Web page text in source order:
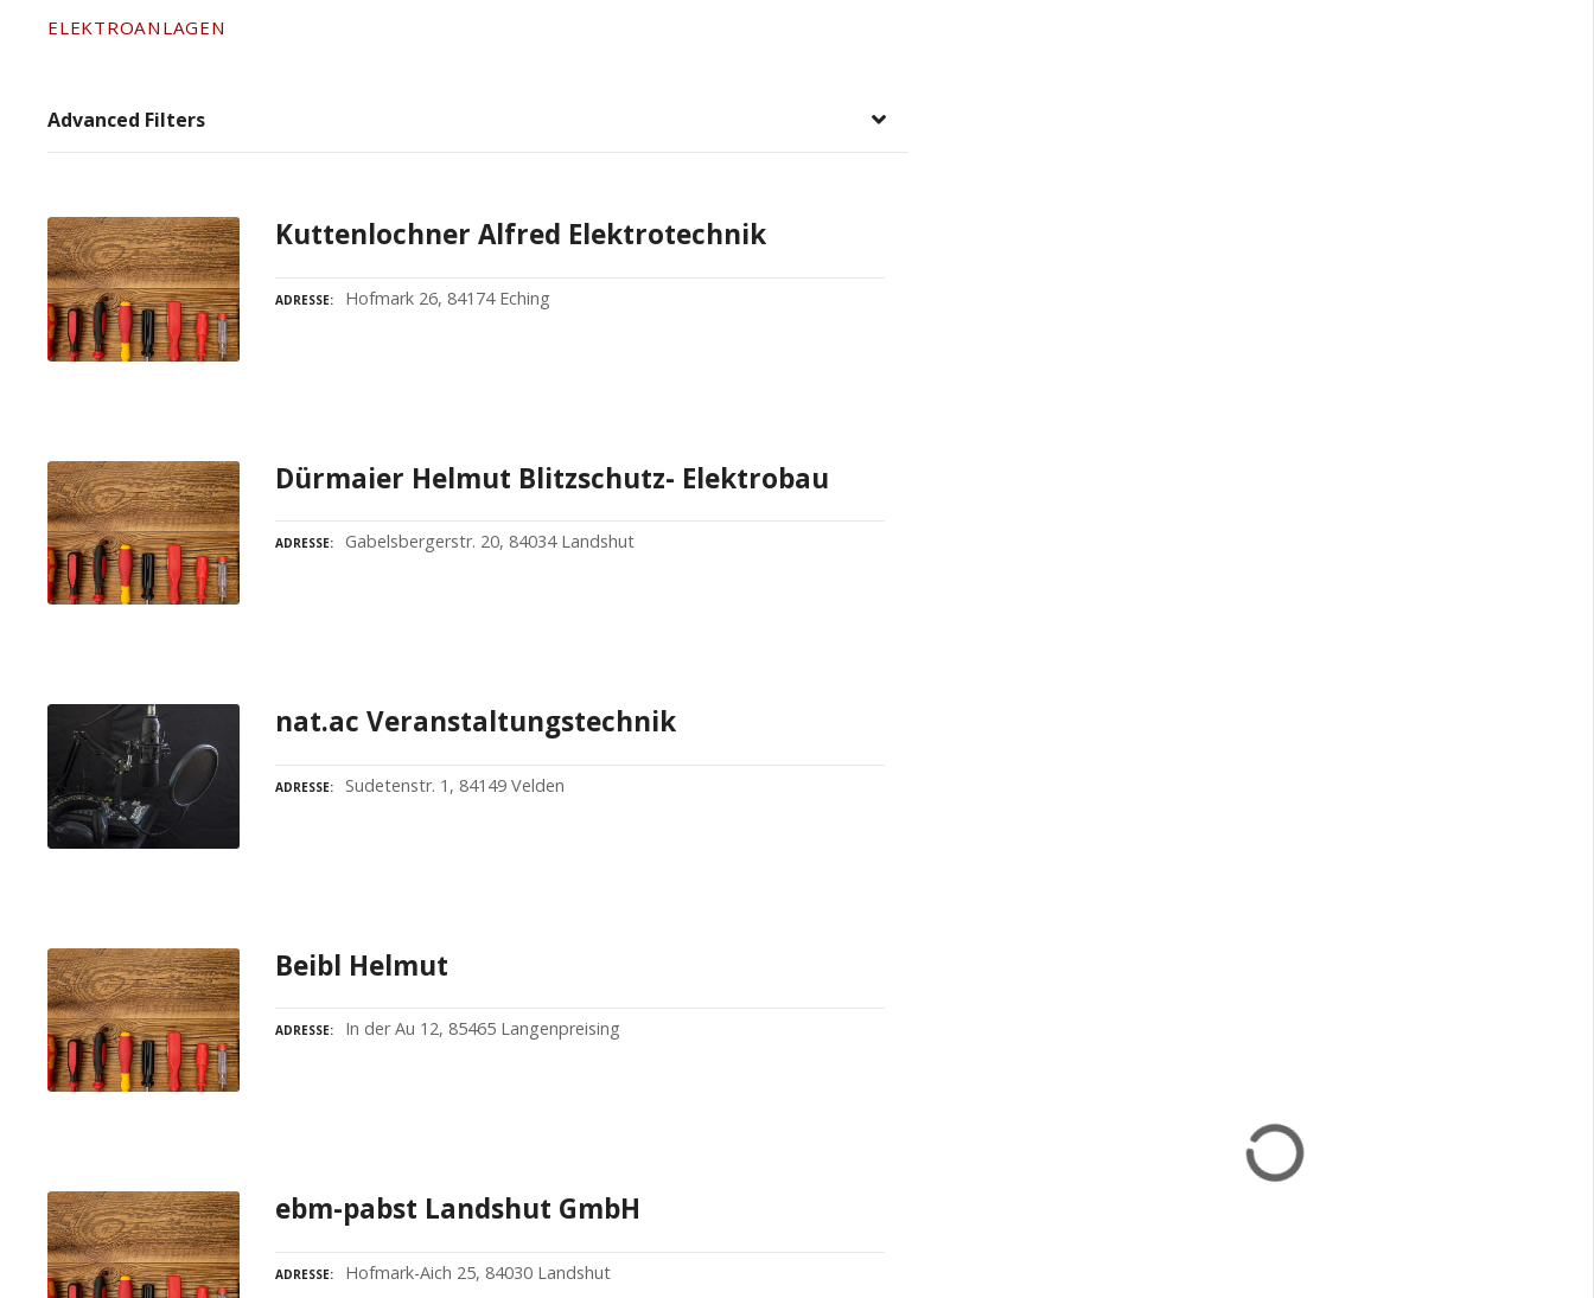
ELEKTROANLAGEN
Advanced Filters
Kuttenlochner Alfred Elektrotechnik
ADRESSE Hofmark 26, 84174 Eching
Dürmaier Helmut Blitzschutz- Elektrobau
ADRESSE Gabelsbergerstr. 20, 84034 Landshut
nat.ac Veranstaltungstechnik
ADRESSE Sudetenstr. 1, 84149 Velden
Beibl Helmut
ADRESSE In der Au 12, 85465 Langenpreising
ebm-pabst Landshut GmbH
ADRESSE Hofmark-Aich 25, 84030 Landshut